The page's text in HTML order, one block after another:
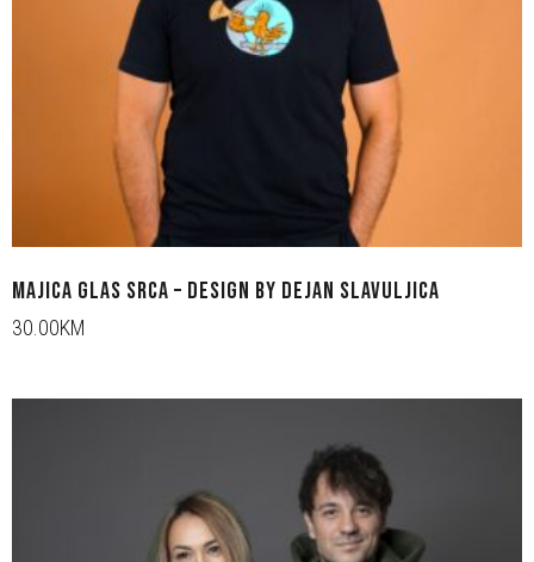
MAJICA GLAS SRCA – DESIGN BY DEJAN SLAVULJICA
30.00KM